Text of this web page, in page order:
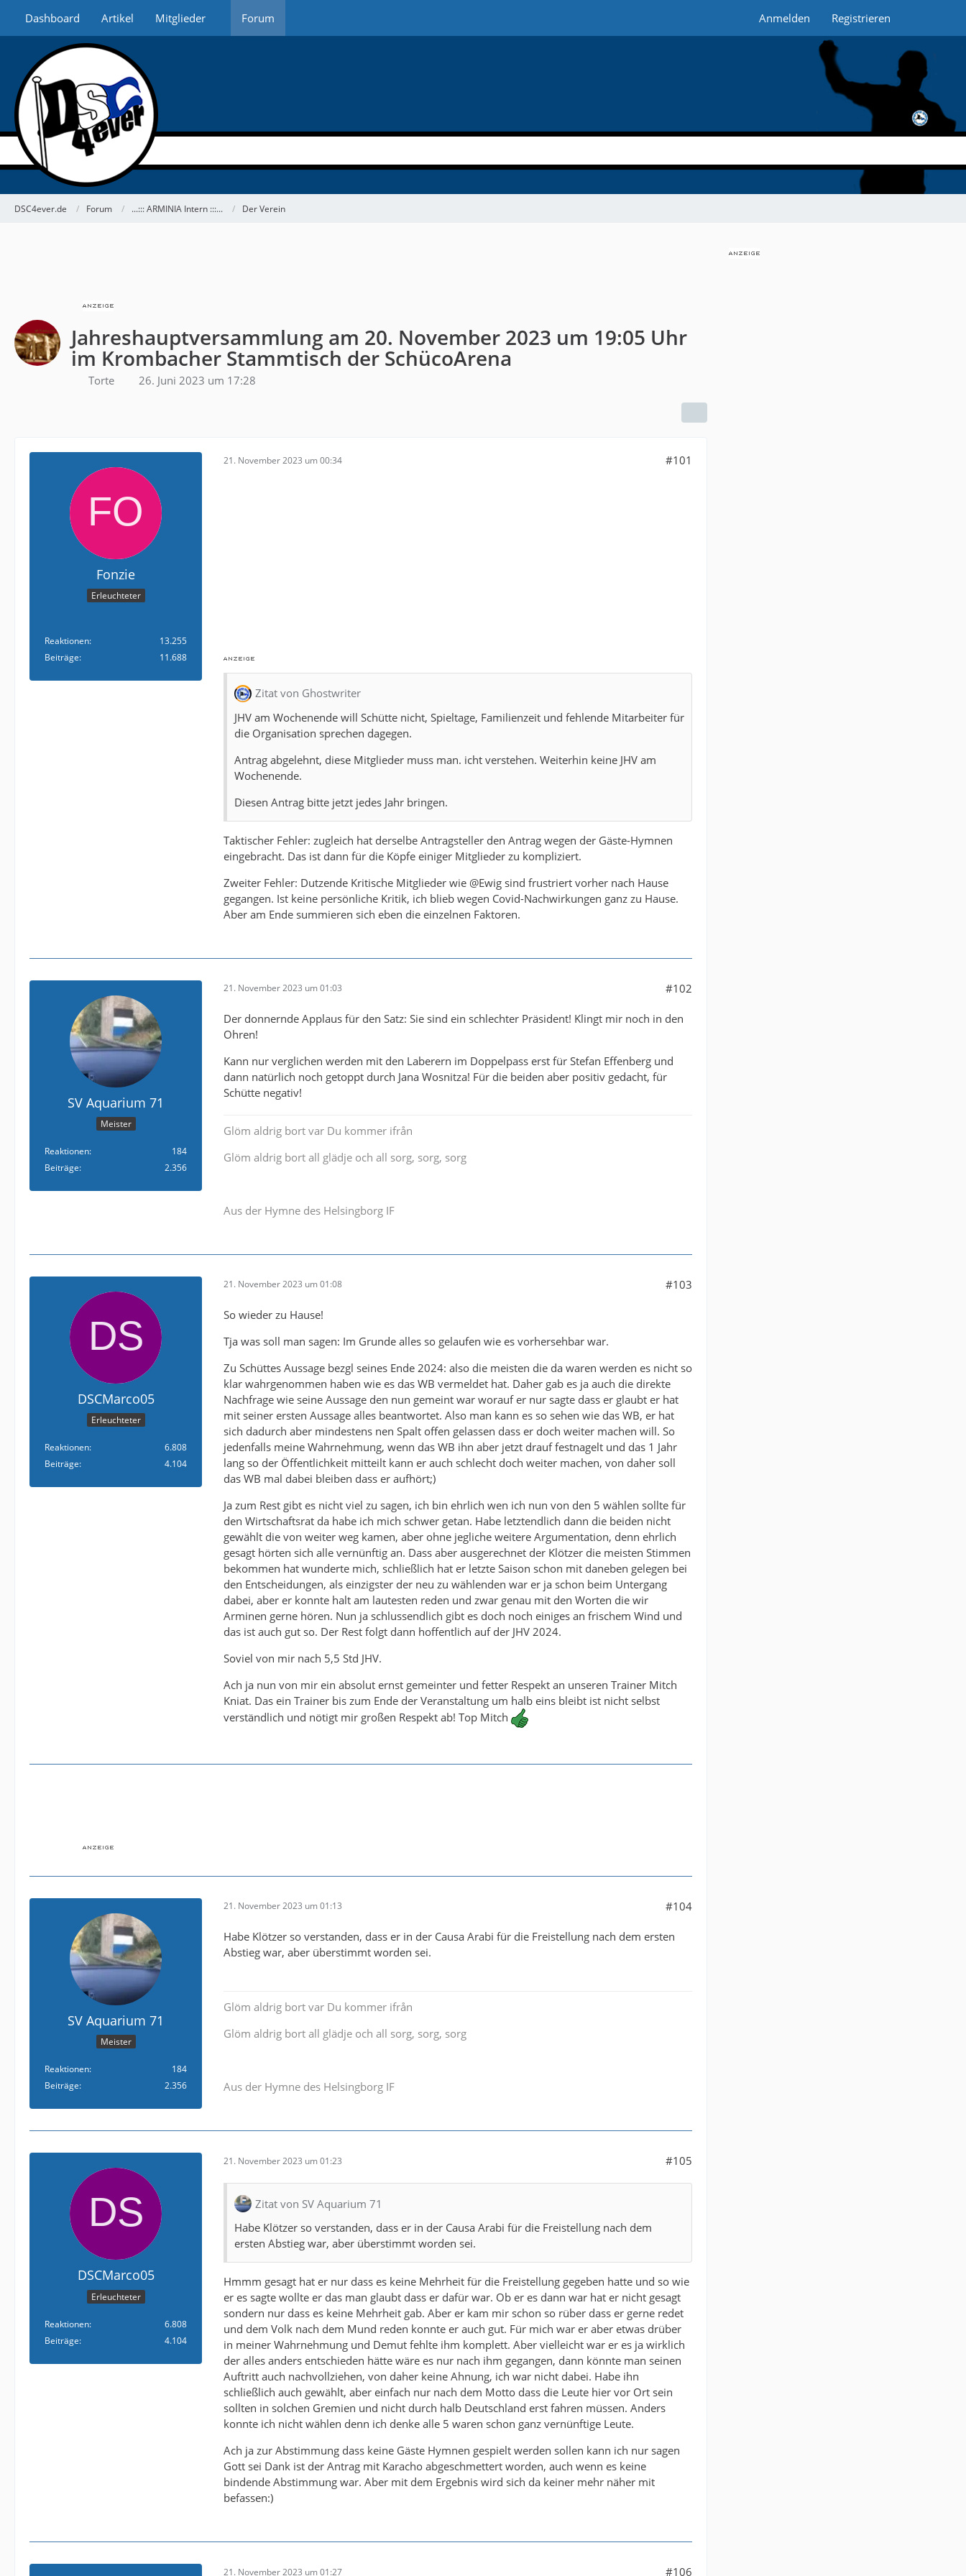
Dashboard Artikel Mitglieder Forum Anmelden Registrieren
DSC4ever.de Forum ...::: ARMINIA Intern :::... Der Verein
Jahreshauptversammlung am 20. November 2023 um 19:05 Uhr
im Krombacher Stammtisch der SchücoArena
Torte 26. Juni 2023 um 17:28
Fonzie
Erleuchteter
Reaktionen
13.255
Beiträge
11.688
21. November 2023 um 00:34 #101
Zitat von Ghostwriter
JHV am Wochenende will Schütte nicht, Spieltage, Familienzeit und fehlende Mitarbeiter für
die Organisation sprechen dagegen.
Antrag abgelehnt, diese Mitglieder muss man. icht verstehen. Weiterhin keine JHV am
Wochenende.
Diesen Antrag bitte jetzt jedes Jahr bringen.
Taktischer Fehler: zugleich hat derselbe Antragsteller den Antrag wegen der Gäste-Hymnen
eingebracht. Das ist dann für die Köpfe einiger Mitglieder zu kompliziert.
Zweiter Fehler: Dutzende Kritische Mitglieder wie @Ewig sind frustriert vorher nach Hause
gegangen. Ist keine persönliche Kritik, ich blieb wegen Covid-Nachwirkungen ganz zu Hause.
Aber am Ende summieren sich eben die einzelnen Faktoren.
SV Aquarium 71
Meister
Reaktionen
184
Beiträge
2.356
21. November 2023 um 01:03 #102
Der donnernde Applaus für den Satz: Sie sind ein schlechter Präsident! Klingt mir noch in den
Ohren!
Kann nur verglichen werden mit den Laberern im Doppelpass erst für Stefan Effenberg und
dann natürlich noch getoppt durch Jana Wosnitza! Für die beiden aber positiv gedacht, für
Schütte negativ!
Glöm aldrig bort var Du kommer ifrån
Glöm aldrig bort all glädje och all sorg, sorg, sorg
Aus der Hymne des Helsingborg IF
DSCMarco05
Erleuchteter
Reaktionen
6.808
Beiträge
4.104
21. November 2023 um 01:08 #103
So wieder zu Hause!
Tja was soll man sagen: Im Grunde alles so gelaufen wie es vorhersehbar war.
Zu Schüttes Aussage bezgl seines Ende 2024: also die meisten die da waren werden es nicht so
klar wahrgenommen haben wie es das WB vermeldet hat. Daher gab es ja auch die direkte
Nachfrage wie seine Aussage den nun gemeint war worauf er nur sagte dass er glaubt er hat
mit seiner ersten Aussage alles beantwortet. Also man kann es so sehen wie das WB, er hat
sich dadurch aber mindestens nen Spalt offen gelassen dass er doch weiter machen will. So
jedenfalls meine Wahrnehmung, wenn das WB ihn aber jetzt drauf festnagelt und das 1 Jahr
lang so der Öffentlichkeit mitteilt kann er auch schlecht doch weiter machen, von daher soll
das WB mal dabei bleiben dass er aufhört;)
Ja zum Rest gibt es nicht viel zu sagen, ich bin ehrlich wen ich nun von den 5 wählen sollte für
den Wirtschaftsrat da habe ich mich schwer getan. Habe letztendlich dann die beiden nicht
gewählt die von weiter weg kamen, aber ohne jegliche weitere Argumentation, denn ehrlich
gesagt hörten sich alle vernünftig an. Dass aber ausgerechnet der Klötzer die meisten Stimmen
bekommen hat wunderte mich, schließlich hat er letzte Saison schon mit daneben gelegen bei
den Entscheidungen, als einzigster der neu zu wählenden war er ja schon beim Untergang
dabei, aber er konnte halt am lautesten reden und zwar genau mit den Worten die wir
Arminen gerne hören. Nun ja schlussendlich gibt es doch noch einiges an frischem Wind und
das ist auch gut so. Der Rest folgt dann hoffentlich auf der JHV 2024.
Soviel von mir nach 5,5 Std JHV.
Ach ja nun von mir ein absolut ernst gemeinter und fetter Respekt an unseren Trainer Mitch
Kniat. Das ein Trainer bis zum Ende der Veranstaltung um halb eins bleibt ist nicht selbst
verständlich und nötigt mir großen Respekt ab! Top Mitch
SV Aquarium 71
Meister
Reaktionen
184
Beiträge
2.356
21. November 2023 um 01:13 #104
Habe Klötzer so verstanden, dass er in der Causa Arabi für die Freistellung nach dem ersten
Abstieg war, aber überstimmt worden sei.
Glöm aldrig bort var Du kommer ifrån
Glöm aldrig bort all glädje och all sorg, sorg, sorg
Aus der Hymne des Helsingborg IF
DSCMarco05
Erleuchteter
Reaktionen
6.808
Beiträge
4.104
21. November 2023 um 01:23 #105
Zitat von SV Aquarium 71
Habe Klötzer so verstanden, dass er in der Causa Arabi für die Freistellung nach dem
ersten Abstieg war, aber überstimmt worden sei.
Hmmm gesagt hat er nur dass es keine Mehrheit für die Freistellung gegeben hatte und so wie
er es sagte wollte er das man glaubt dass er dafür war. Ob er es dann war hat er nicht gesagt
sondern nur dass es keine Mehrheit gab. Aber er kam mir schon so rüber dass er gerne redet
und dem Volk nach dem Mund reden konnte er auch gut. Für mich war er aber etwas drüber
in meiner Wahrnehmung und Demut fehlte ihm komplett. Aber vielleicht war er es ja wirklich
der alles anders entschieden hätte wäre es nur nach ihm gegangen, dann könnte man seinen
Auftritt auch nachvollziehen, von daher keine Ahnung, ich war nicht dabei. Habe ihn
schließlich auch gewählt, aber einfach nur nach dem Motto dass die Leute hier vor Ort sein
sollten in solchen Gremien und nicht durch halb Deutschland erst fahren müssen. Anders
konnte ich nicht wählen denn ich denke alle 5 waren schon ganz vernünftige Leute.
Ach ja zur Abstimmung dass keine Gäste Hymnen gespielt werden sollen kann ich nur sagen
Gott sei Dank ist der Antrag mit Karacho abgeschmettert worden, auch wenn es keine
bindende Abstimmung war. Aber mit dem Ergebnis wird sich da keiner mehr näher mit
befassen:)
21. November 2023 um 01:27 #106